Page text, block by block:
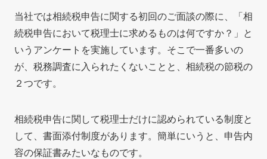
当社では相続税申告に関する初回のご面談の際に、「相
続税申告において税理士に求めるものは何ですか？」と
いうアンケートを実施しています。そこで一番多いの
が、税務調査に入られたくないことと、相続税の節税の
２つです。
相続税申告に関して税理士だけに認められている制度と
して、書面添付制度があります。簡単にいうと、申告内
容の保証書みたいなものです。